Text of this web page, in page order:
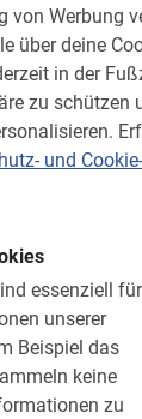
von Werbung
über deine
in der
zu schützen
und
essenziell für
unserer
Beispiel das
keine
zu
oder
online
ca. 13 km